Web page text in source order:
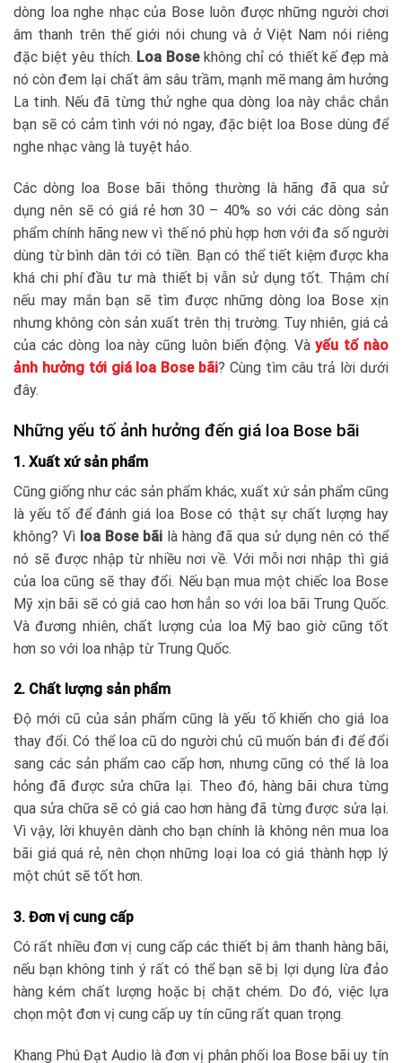
dòng loa nghe nhạc của Bose luôn được những người chơi
âm thanh trên thế giới nói chung và ở Việt Nam nói riêng
đặc biệt yêu thích. Loa Bosekhông chỉ có thiết kế đẹp mà
nó còn đem lại chất âm sâu trầm, mạnh mẽ mang âm hưởng
La tinh. Nếu đã từng thử nghe qua dòng loa này chắc chắn
bạn sẽ có cảm tình với nó ngay, đặc biệt loa Bose dùng để
nghe nhạc vàng là tuyệt hảo.
Các dòng loa Bose bãi thông thường là hãng đã qua sử
dụng nên sẽ có giá rẻ hơn 30 – 40% so với các dòng sản
phẩm chính hãng new vì thế nó phù hợp hơn với đa số người
dùng từ bình dân tới có tiền. Bạn có thể tiết kiệm được kha
khá chi phí đầu tư mà thiết bị vẫn sử dụng tốt. Thậm chí
nếu may mắn bạn sẽ tìm được những dòng loa Bose xịn
nhưng không còn sản xuất trên thị trường. Tuy nhiên, giá cả
của các dòng loa này cũng luôn biến động. Vàyếu tố nào
ảnh hưởng tới giá loa Bose bãi? Cùng tìm câu trả lời dưới
đây.
Những yếu tố ảnh hưởng đến giá loa Bose bãi
1. Xuất xứ sản phẩm
Cũng giống như các sản phẩm khác, xuất xứ sản phẩm cũng
là yếu tố để đánh giá loa Bose có thật sự chất lượng hay
không? Vì loa Bose bãi là hàng đã qua sử dụng nên có thể
nó sẽ được nhập từ nhiều nơi về. Với mỗi nơi nhập thì giá
của loa cũng sẽ thay đổi. Nếu bạn mua một chiếc loa Bose
Mỹ xịn bãi sẽ có giá cao hơn hẳn so với loa bãi Trung Quốc.
Và đương nhiên, chất lượng của loa Mỹ bao giờ cũng tốt
hơn so với loa nhập từ Trung Quốc.
2. Chất lượng sản phẩm
Độ mới cũ của sản phẩm cũng là yếu tố khiến cho giá loa
thay đổi. Có thể loa cũ do người chủ cũ muốn bán đi để đổi
sang các sản phẩm cao cấp hơn, nhưng cũng có thể là loa
hỏng đã được sửa chữa lại. Theo đó, hàng bãi chưa từng
qua sửa chữa sẽ có giá cao hơn hàng đã từng được sửa lại.
Vì vậy, lời khuyên dành cho bạn chính là không nên mua loa
bãi giá quá rẻ, nên chọn những loại loa có giá thành hợp lý
một chút sẽ tốt hơn.
3. Đơn vị cung cấp
Có rất nhiều đơn vị cung cấp các thiết bị âm thanh hàng bãi,
nếu bạn không tinh ý rất có thể bạn sẽ bị lợi dụng lừa đảo
hàng kém chất lượng hoặc bị chặt chém. Do đó, việc lựa
chọn một đơn vị cung cấp uy tín cũng rất quan trọng.
Khang Phú Đạt Audio là đơn vị phân phối loa Bose bãi uy tín